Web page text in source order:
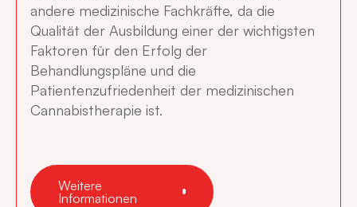
andere medizinische Fachkräfte, da die
Qualität der Ausbildung einer der wichtigsten
Faktoren für den Erfolg der
Behandlungspläne und die
Patientenzufriedenheit der medizinischen
Cannabistherapie ist.
Weitere
Informationen